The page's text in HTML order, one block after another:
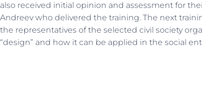
also received initial opinion and assessment for
Andreev who delivered the training. The next
the representatives of the selected civil society
“design” and how it can be applied in the social